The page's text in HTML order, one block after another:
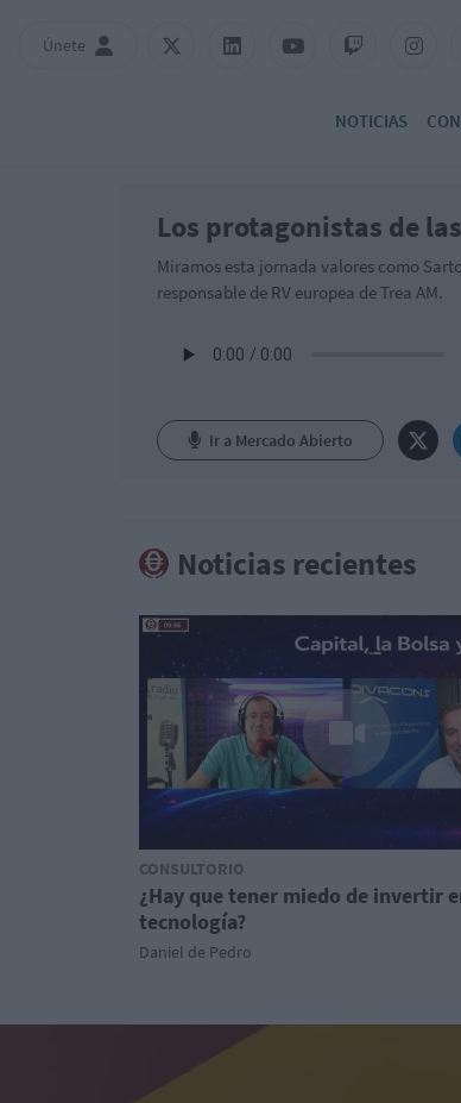
Únete
NOTICIAS
Los protagonistas de
Miramos esta jornada valores como
responsable de RV europea de Trea AM.
Ir a Mercado Abierto
Noticias recientes
CONSULTORIO
¿Hay que tener miedo de invertir
tecnología?
Daniel de Pedro